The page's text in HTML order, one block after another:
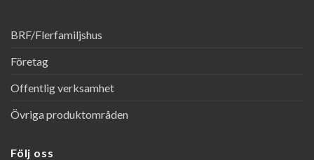
BRF/Flerfamiljshus
Företag
Offentlig verksamhet
Övriga produktområden
Följ oss